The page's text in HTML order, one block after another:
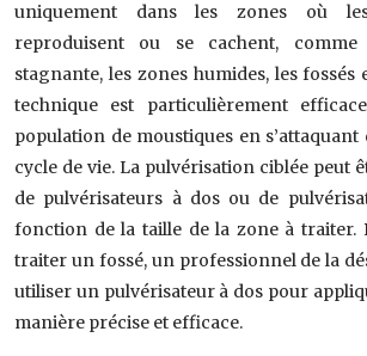
uniquement dans les zones où
reproduisent ou se cachent, comme
stagnante, les zones humides, les fossés
technique est particulièrement
population de moustiques en
cycle de vie. La pulvérisation ciblée peut
de pulvérisateurs à dos ou de
fonction de la taille de la zone à traiter.
traiter un fossé, un professionnel de la
utiliser un pulvérisateur à dos pour
manière précise et efficace.